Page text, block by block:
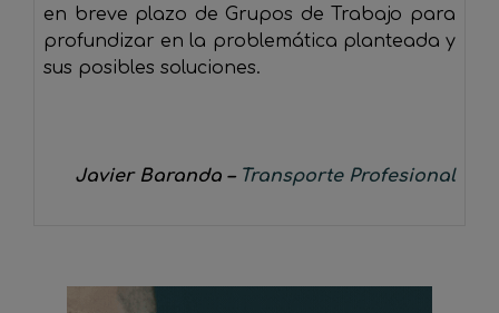
en breve plazo de Grupos de Trabajo para
profundizar en la problemática planteada y
sus posibles soluciones.
Javier Baranda – Transporte Profesional